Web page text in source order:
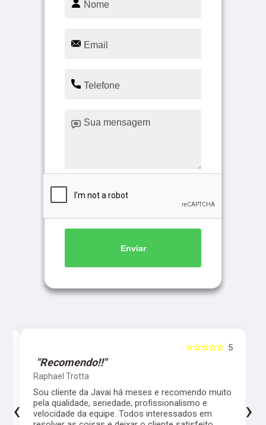
Enviar
5
☆☆☆☆☆
"Recomendo!!"
Raphael Trotta
Sou cliente da Javai há meses e recomendo muito
pela qualidade, seriedade, profissionalismo e
velocidade da equipe. Todos interessados em
‹ ›